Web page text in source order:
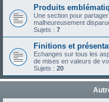
Produits
Une section pour
malheureusement
Sujets : 7
Finitions et
Echanges sur tous les
de mises en valeurs de
Sujets : 20